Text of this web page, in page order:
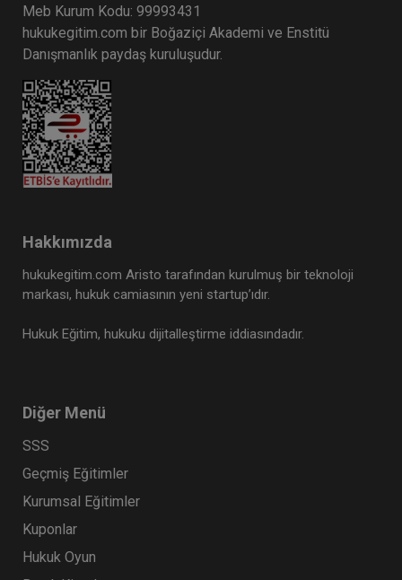
Sigorta Hukuku - IV. Ticaret Hukuku Kongresi -
IX. Oturum
360 TL
Tüketici Hukuku Enstitüsü
Anonim Şirketler - 2 - IV. Ticaret Hukuku
Kongresi - VII. Oturum
360 TL
Tüketici Hukuku Enstitüsü
Meb Kurum Kodu: 99993431
hukukegitim.com bir Boğaziçi Akademi ve Enstitü
Danışmanlık paydaş kuruluşudur.
Hakkımızda
hukukegitim.com Aristo tarafından kurulmuş bir teknoloji
markası, hukuk camiasının yeni startup’ıdır.
Hukuk Eğitim, hukuku dijitalleştirme iddiasındadır.
Diğer Menü
SSS
Geçmiş Eğitimler
Kurumsal Eğitimler
Kuponlar
Hukuk Oyun